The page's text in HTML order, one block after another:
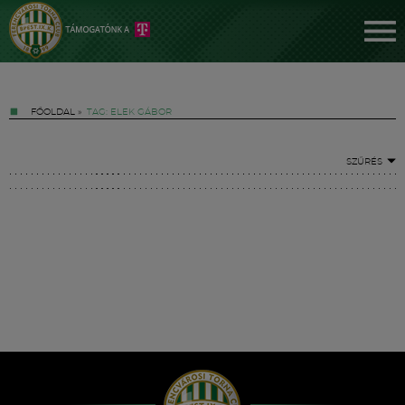
FŐOLDAL » TAG: ELEK GÁBOR
SZŰRÉS
Hírek